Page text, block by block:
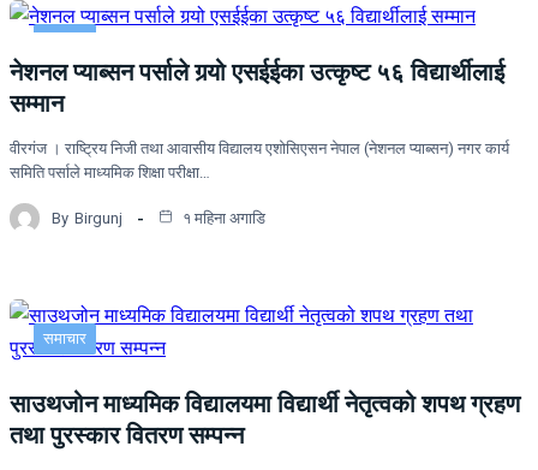
नेशनल प्याब्सन पर्साले गर्‍यो एसईईका उत्कृष्ट ५६ विद्यार्थीलाई
सम्मान
वीरगंज । राष्ट्रिय निजी तथा आवासीय विद्यालय एशोसिएसन नेपाल (नेशनल प्याब्सन) नगर कार्य
समिति पर्साले माध्यमिक शिक्षा परीक्षा…
By Birgunj १ महिना अगाडि
समाचार
साउथजोन माध्यमिक विद्यालयमा विद्यार्थी नेतृत्वको शपथ ग्रहण
तथा पुरस्कार वितरण सम्पन्न